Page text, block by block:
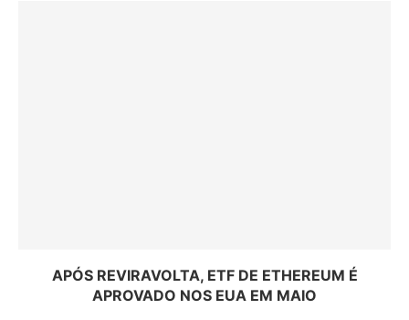
APÓS REVIRAVOLTA, ETF DE ETHEREUM É
APROVADO NOS EUA EM MAIO